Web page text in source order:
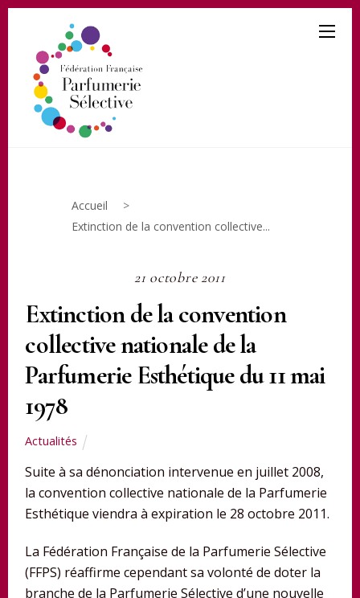
Accueil
>
Extinction de la convention collective...
21 octobre 2011
Extinction de la convention
collective nationale de la
Parfumerie Esthétique du 11 mai
1978
Actualités
Suite à sa dénonciation intervenue en juillet 2008,
la convention collective nationale de la Parfumerie
Esthétique viendra à expiration le 28 octobre 2011.
La Fédération Française de la Parfumerie Sélective
(FFPS) réaffirme cependant sa volonté de doter la
branche de la Parfumerie Sélective d’une nouvelle